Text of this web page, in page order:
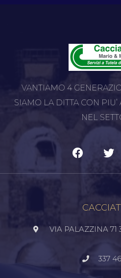
VANTIAMO 4
SIAMO LA DITTA CON
NEL
VIA PALAZZINA 71
337